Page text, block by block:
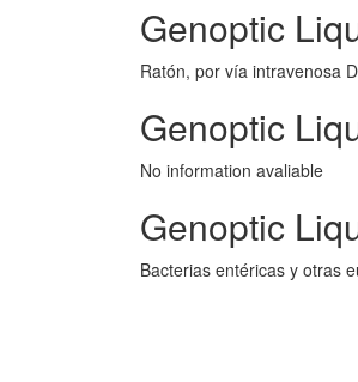
Genoptic
Ratón, por vía intravenosa
Genoptic
No information avaliable
Genoptic
Bacterias entéricas y otras